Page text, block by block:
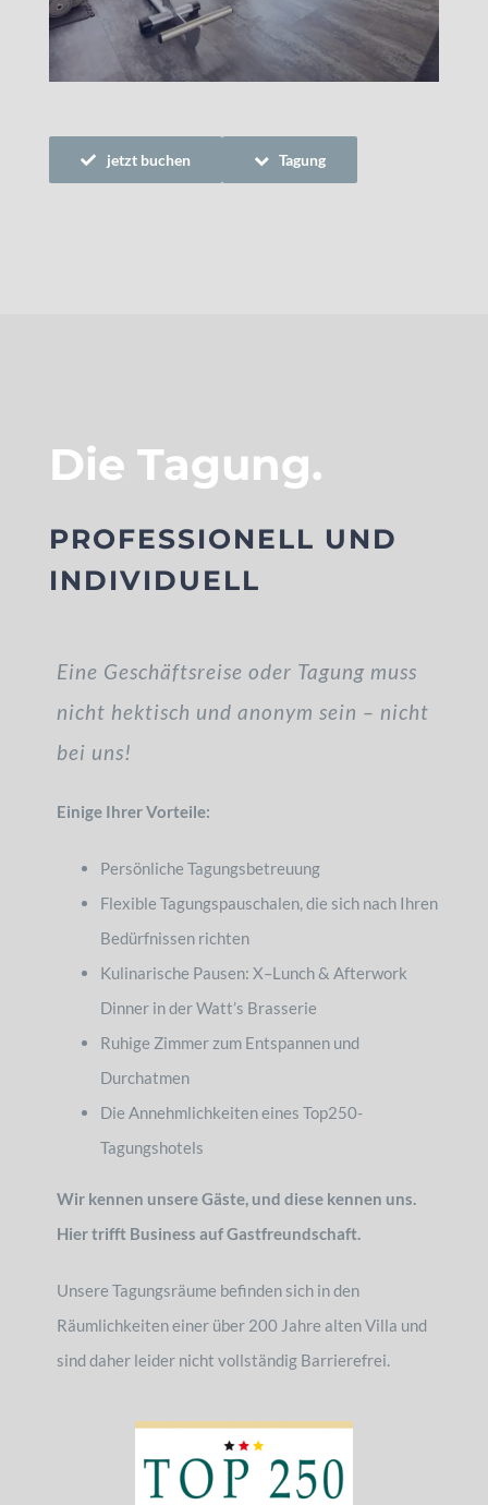
jetzt buchen Tagung
Die Tagung.
PROFESSIONELL UND
INDIVIDUELL
Eine Geschäftsreise oder Tagung muss
nicht hektisch und anonym sein – nicht
bei uns!
Einige Ihrer Vorteile:
Persönliche Tagungsbetreuung
Flexible Tagungspauschalen, die sich nach Ihren
Bedürfnissen richten
Kulinarische Pausen: X–Lunch & Afterwork
Dinner in der Watt’s Brasserie
Ruhige Zimmer zum Entspannen und
Durchatmen
Die Annehmlichkeiten eines Top250-
Tagungshotels
Wir kennen unsere Gäste, und diese kennen uns.
Hier trifft Business auf Gastfreundschaft.
Unsere Tagungsräume befinden sich in den
Räumlichkeiten einer über 200 Jahre alten Villa und
sind daher leider nicht vollständig Barrierefrei.